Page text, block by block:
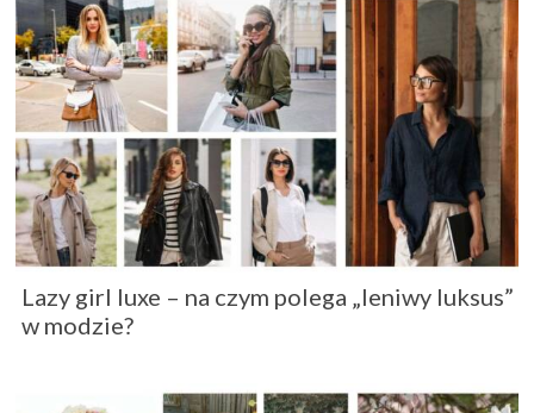
Lazy girl luxe – na czym polega „leniwy luksus”
w modzie?